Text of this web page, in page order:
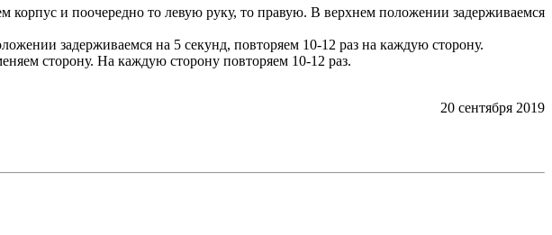
и поочередно то левую руку, то правую. В верхнем положении задерживаемся
задерживаемся на 5 секунд, повторяем 10-12 раз на каждую сторону.
сторону. На каждую сторону повторяем 10-12 раз.
20 сентября 2019